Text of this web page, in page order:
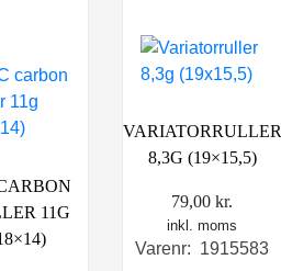
11G
VARIATORRULLER
8,3G (19×15,5)
79,00kr.
inkl. moms
Varenr: 1915583